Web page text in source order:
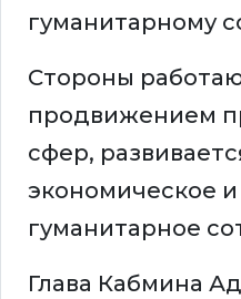
гуманитарному
Стороны
продвижением
сфер,
экономическое и
гуманитарное
Глава Кабмина